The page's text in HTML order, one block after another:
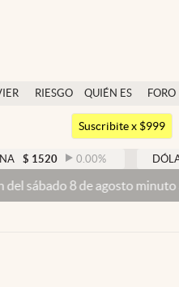
RIESGO
QUIÉN ES
QUIÉN
FORO
Argentina
México
Suscribite x $999
1520 0.00%
sábado 8 de agosto minuto